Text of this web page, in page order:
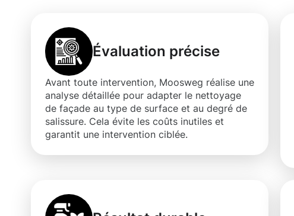
Évaluation précise
Avant toute intervention, Moosweg réalise une
analyse détaillée pour adapter le nettoyage
de façade au type de surface et au degré de
salissure. Cela évite les coûts inutiles et
garantit une intervention ciblée.